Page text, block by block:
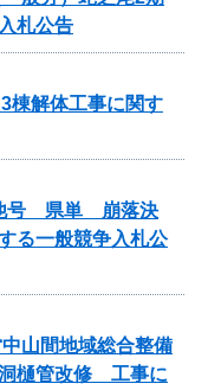
札公告
棟解体工事に関す
他号 県単 崩落決
る一般競争入札公
山間地域総合整備
樋管改修 工事に